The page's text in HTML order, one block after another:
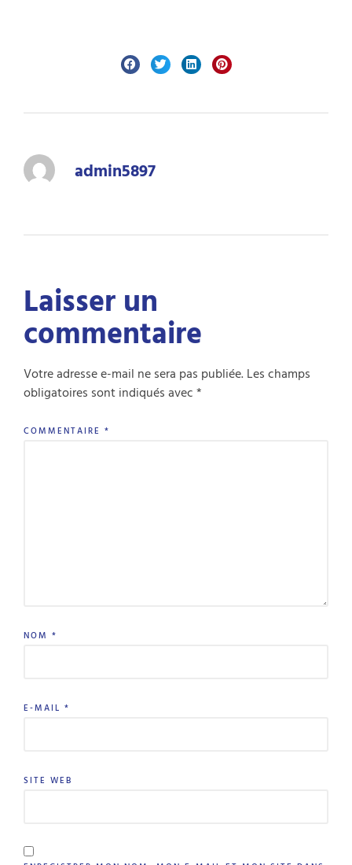
admin5897
Laisser un
commentaire
Votre adresse e-mail ne sera pas publiée.Les champs
obligatoires sont indiqués avec*
COMMENTAIRE *
NOM *
E-MAIL *
SITE WEB